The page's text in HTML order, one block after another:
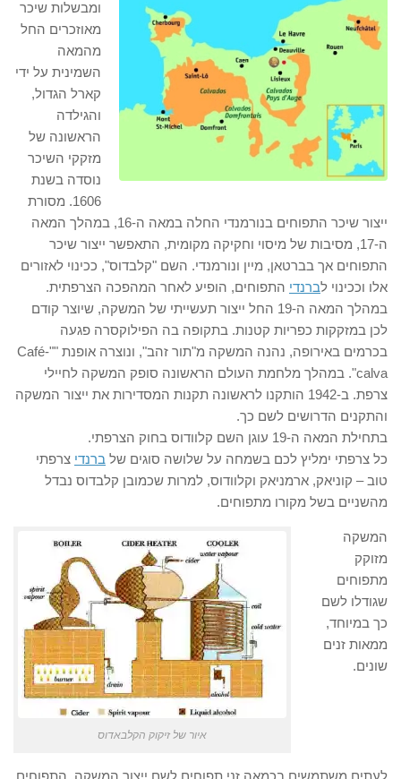
ומבשלות שיכר
מאוזכרים החל
מהמאה
השמינית על ידי
קארל הגדול,
והגילדה
הראשונה של
מזקקי השיכר
נוסדה בשנת
1606. מסורת
ייצור שיכר התפוחים בנורמנדי החלה במאה ה-16, במהלך המאה
ה-17, מסיבות של מיסוי וחקיקה מקומית, התאפשר ייצור שיכר
התפוחים אך בברטאן, מיין ונורמנדי. השם "קלבדוס", ככינוי לאזורים
אלו וככינוי לברנדי התפוחים, הופיע לאחר המהפכה הצרפתית.
במהלך המאה ה-19 החל ייצור תעשייתי של המשקה, שיוצר קודם
לכן במזקקות כפריות קטנות. בתקופה בה הפילוקסרה פגעה
בכרמים באירופה, נהנה המשקה מ"תור זהב", ונוצרה אופנת ""Café-
calva". במהלך מלחמת העולם הראשונה סופק המשקה לחיילי
צרפת. ב-1942 הותקנו לראשונה תקנות המסדירות את ייצור המשקה
והתקנים הדרושים לשם כך.
בתחילת המאה ה-19 עוגן השם קלוודוס בחוק הצרפתי.
כל צרפתי ימליץ לכם בשמחה על שלושה סוגים של ברנדי צרפתי
טוב – קוניאק, ארמניאק וקלוודוס, למרות שכמובן קלבדוס נבדל
מהשניים בשל מקורו מתפוחים.
איור של זיקוק הקלבאדוס
המשקה
מזוקק
מתפוחים
שגודלו לשם
כך במיוחד,
ממאות זנים
שונים.
לעתים משתמשים בכמאה זני תפוחים לשם ייצור המשקה. התפוחים